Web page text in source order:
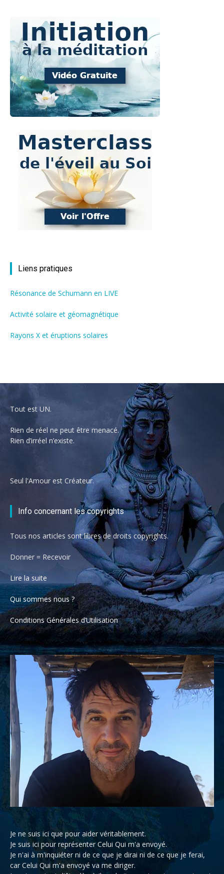
Liens pratiques
Résonance de Schumann en LIVE
Activité solaire et géomagnétique
Rayons X et éruptions solaires
Tout est UN.
Rien de réel ne peut être menacé.
Rien d’irréel n’existe.
Seul l'Amour est Créateur.
Info concernant les copyrights
Tous nos articles sont libres de droits copyrights.
Donner = Recevoir
Lire la suite
Qui sommes nous ?
Conditions Générales d’Utilisation
Je ne suis ici que pour aider véritablement.
Je suis ici pour représenter Celui Qui m'a envoyé.
Je n'ai à m'inquiéter ni de ce que je dirai ni de ce que je ferai,
car Celui Qui m'a envoyé va me diriger.